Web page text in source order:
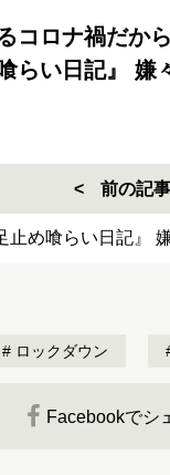
コロナ禍だか
らい日記』 嫌
前の記事
止め喰らい日記』
ロックダウン
Facebookでシ